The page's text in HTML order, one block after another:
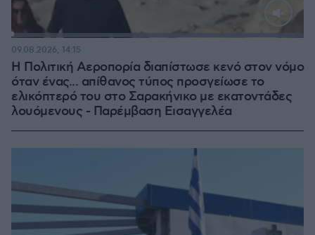
:
Η Πολιτική Αεροπορία διαπίστωσε κενό στον νόμο
όταν ένας... απίθανος τύπος προσγείωσε το
ελικόπτερό του στο Σαρακήνικο με εκατοντάδες
λουόμενους - Παρέμβαση Εισαγγελέα
09.08.2026, 14:15